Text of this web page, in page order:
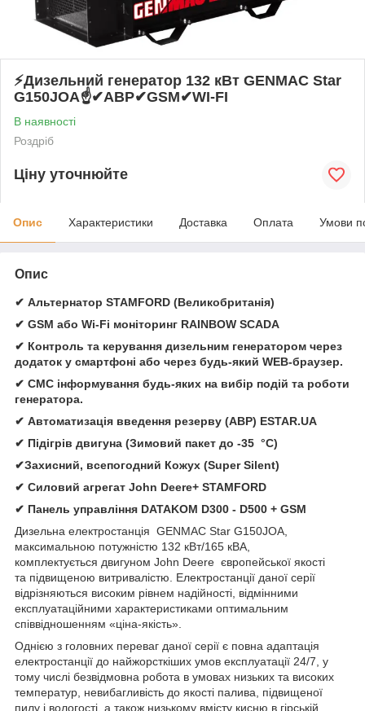
⚡️Дизельний генератор 132 кВт GENMAC Star
G150JOA☝✔АВР✔GSM✔WI-FI
В наявності
Роздріб
Ціну уточнюйте
Опис Характеристики Доставка Оплата Умови
Опис
✔ Альтернатор STAMFORD (Великобританія)
✔ GSM або Wi-Fi моніторинг RAINBOW SCADA
✔ Контроль та керування дизельним генератором через
додаток у смартфоні або через будь-який WEB-браузер.
✔ СМС інформування будь-яких на вибір подій та роботи
генератора.
✔ Автоматизація введення резерву (АВР) ESTAR.UA
✔ Підігрів двигуна (Зимовий пакет до -35 °C)
✔Захисний, всепогодний Кожух (Super Silent)
✔ Силовий агрегат John Deere+ STAMFORD
✔ Панель управління DATAKOM D300 - D500 + GSM
Дизельна електростанція GENMAC Star G150JOA,
максимальною потужністю 132 кВт/165 кВА,
комплектується двигуном John Deere європейської якості
та підвищеною витривалістю. Електростанції даної серії
відрізняються високим рівнем надійності, відмінними
експлуатаційними характеристиками оптимальним
співвідношенням «ціна-якість».
Однією з головних переваг даної серії є повна адаптація
електростанції до найжорсткіших умов експлуатації 24/7, у
тому числі безвідмовна робота в умовах низьких та високих
температур, невибагливість до якості палива, підвищеної
пилу і вологості, а також низькому вмісту кисню в гірській